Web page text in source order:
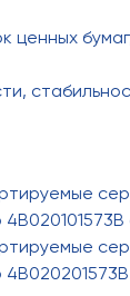
ценных